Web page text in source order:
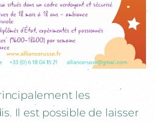
les
Il est possible de laisser